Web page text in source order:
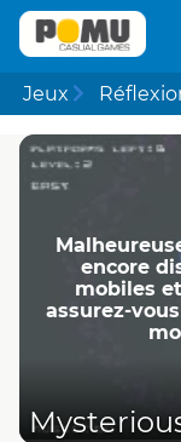
Jeux
encore
mobiles
assurez-